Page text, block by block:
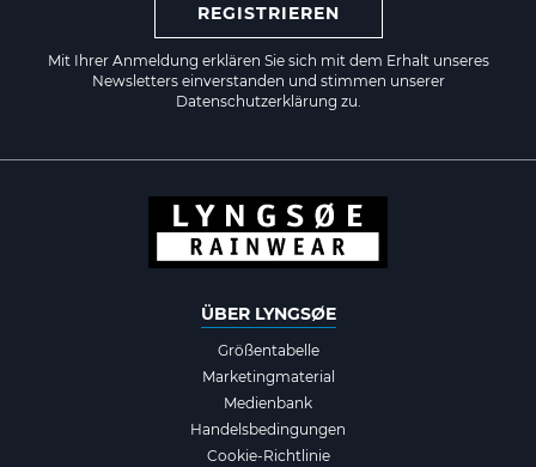
REGISTRIEREN
Mit Ihrer Anmeldung erklären Sie sich mit dem Erhalt unseres
Newsletters einverstanden und stimmen unserer
Datenschutzerklärung zu.
ÜBER LYNGSØE
Größentabelle
Marketingmaterial
Medienbank
Handelsbedingungen
Cookie-Richtlinie